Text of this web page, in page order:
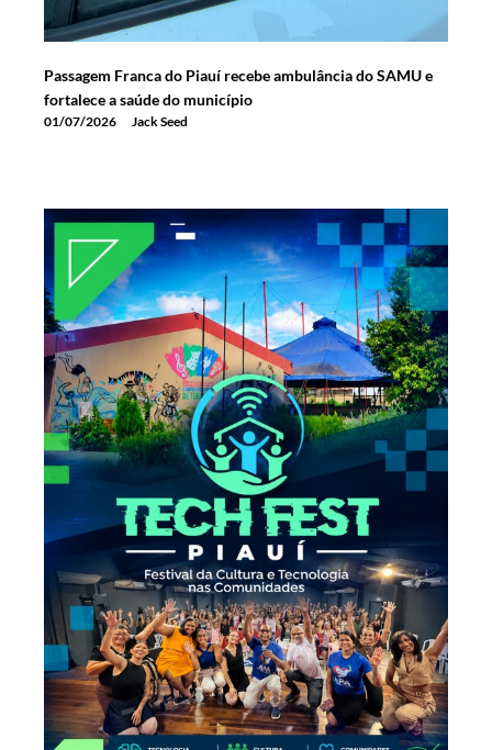
Passagem Franca do Piauí recebe ambulância do SAMU e
fortalece a saúde do município
01/07/2026 Jack Seed